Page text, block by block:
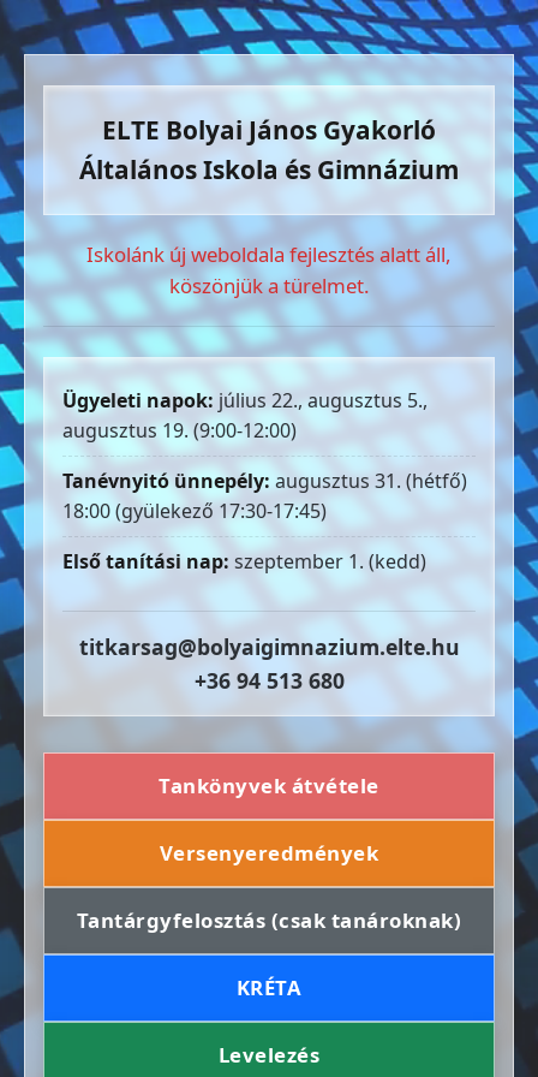
ELTE Bolyai János Gyakorló
Általános Iskola és Gimnázium
Iskolánk új weboldala fejlesztés alatt áll,
köszönjük a türelmet.
Ügyeleti napok: július 22., augusztus 5.,
augusztus 19. (9:00-12:00)
Tanévnyitó ünnepély: augusztus 31. (hétfő)
18:00 (gyülekező 17:30-17:45)
Első tanítási nap: szeptember 1. (kedd)
titkarsag@bolyaigimnazium.elte.hu
+36 94 513 680
Tankönyvek átvétele
Versenyeredmények
Tantárgyfelosztás (csak tanároknak)
KRÉTA
Levelezés